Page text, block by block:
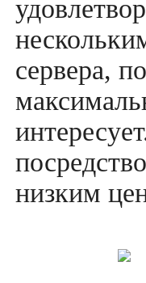
сервера,
низким